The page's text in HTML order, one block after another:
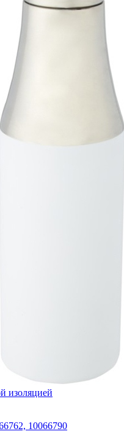
изоляцией
10066790